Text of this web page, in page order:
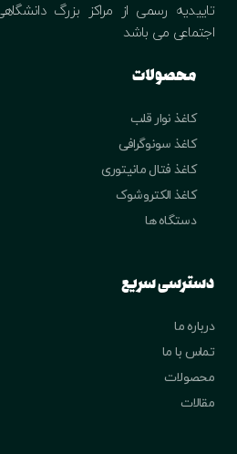
تاییدیه رسمی از مراکز بزرگ
اجتماعی می باشد
محصولات
کاغذ نوار قلب
کاغذ سونوگرافی
کاغذ فتال مانیتوری
کاغذ الکتروشوک
دستگاه ها
دسترسی سریع
درباره ما
تماس با ما
محصولات
مقالات